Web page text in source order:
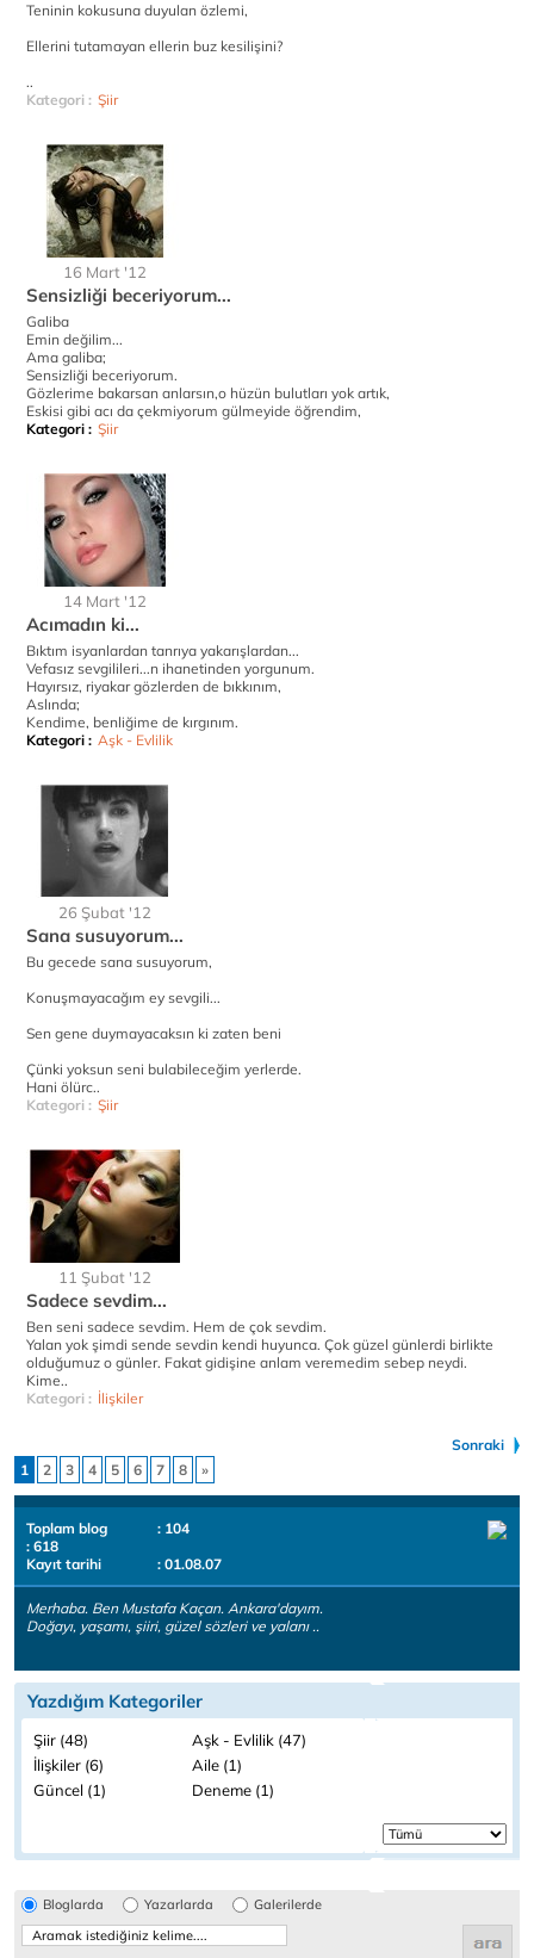
Teninin kokusuna duyulan özlemi,
Ellerini tutamayan ellerin buz kesilişini?
..
Kategori : Şiir
16 Mart '12
Sensizliği beceriyorum...
Galiba
Emin değilim...
Ama galiba;
Sensizliği beceriyorum.
Gözlerime bakarsan anlarsın,o hüzün bulutları yok artık,
Eskisi gibi acı da çekmiyorum gülmeyide öğrendim,
Kategori : Şiir
14 Mart '12
Acımadın ki...
Bıktım isyanlardan tanrıya yakarışlardan...
Vefasız sevgilileri...n ihanetinden yorgunum.
Hayırsız, riyakar gözlerden de bıkkınım,
Aslında;
Kendime, benliğime de kırgınım.
Kategori : Aşk - Evlilik
26 Şubat '12
Sana susuyorum...
Bu gecede sana susuyorum,
Konuşmayacağım ey sevgili...
Sen gene duymayacaksın ki zaten beni
Çünki yoksun seni bulabileceğim yerlerde.
Hani ölürc..
Kategori : Şiir
11 Şubat '12
Sadece sevdim...
Ben seni sadece sevdim. Hem de çok sevdim.
Yalan yok şimdi sende sevdin kendi huyunca. Çok güzel günlerdi birlikte
olduğumuz o günler. Fakat gidişine anlam veremedim sebep neydi.
Kime..
Kategori : İlişkiler
Sonraki
1
2 3 4 5 6 7 8 »
Toplam blog
: 104
: 618
Kayıt tarihi
: 01.08.07
Merhaba. Ben Mustafa Kaçan. Ankara'dayım.
Doğayı, yaşamı, şiiri, güzel sözleri ve yalanı ..
Yazdığım Kategoriler
Şiir (48)
Aşk - Evlilik (47)
İlişkiler (6)
Aile (1)
Güncel (1)
Deneme (1)
Bloglarda Yazarlarda Galerilerde